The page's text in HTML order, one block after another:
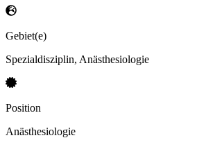
Gebiet(e)
Spezialdisziplin, Anästhesiologie
Position
Anästhesiologie